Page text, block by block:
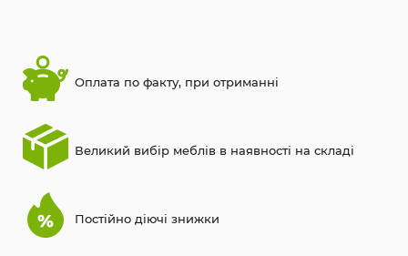
Оплата по факту, при отриманні
Великий вибір меблів в наявності на складі
Постійно діючі знижки